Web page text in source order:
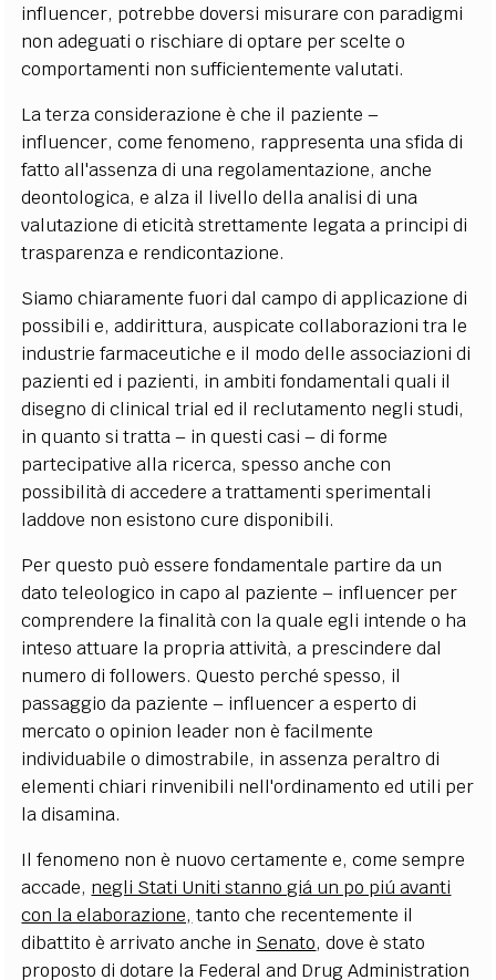
influencer, potrebbe doversi misurare con paradigmi
non adeguati o rischiare di optare per scelte o
comportamenti non sufficientemente valutati.
La terza considerazione è che il paziente –
influencer, come fenomeno, rappresenta una sfida di
fatto all'assenza di una regolamentazione, anche
deontologica, e alza il livello della analisi di una
valutazione di eticità strettamente legata a principi di
trasparenza e rendicontazione.
Siamo chiaramente fuori dal campo di applicazione di
possibili e, addirittura, auspicate collaborazioni tra le
industrie farmaceutiche e il modo delle associazioni di
pazienti ed i pazienti, in ambiti fondamentali quali il
disegno di clinical trial ed il reclutamento negli studi,
in quanto si tratta – in questi casi – di forme
partecipative alla ricerca, spesso anche con
possibilità di accedere a trattamenti sperimentali
laddove non esistono cure disponibili.
Per questo può essere fondamentale partire da un
dato teleologico in capo al paziente – influencer per
comprendere la finalità con la quale egli intende o ha
inteso attuare la propria attività, a prescindere dal
numero di followers. Questo perché spesso, il
passaggio da paziente – influencer a esperto di
mercato o opinion leader non è facilmente
individuabile o dimostrabile, in assenza peraltro di
elementi chiari rinvenibili nell'ordinamento ed utili per
la disamina.
Il fenomeno non è nuovo certamente e, come sempre
accade, negli Stati Uniti stanno giá un po piú avanti
con la elaborazione, tanto che recentemente il
dibattito è arrivato anche in Senato, dove è stato
proposto di dotare la Federal and Drug Administration